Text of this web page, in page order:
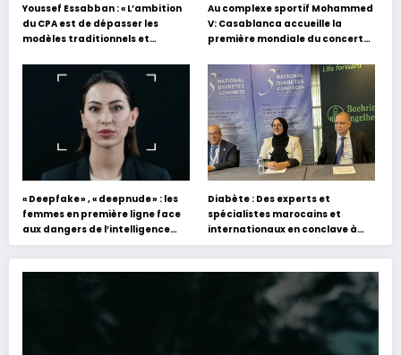
Youssef Essabban : « L’ambition
du CPA est de dépasser les
modèles traditionnels et
s’appuyant sur le partage des
expériences »
Au complexe sportif Mohammed
V: Casablanca accueille la
première mondiale du concert
Hafez
« Deepfake » , « deepnude » : les
femmes en première ligne face
aux dangers de l’intelligence
artificielle
Diabète : Des experts et
spécialistes marocains et
internationaux en conclave à
Tanger